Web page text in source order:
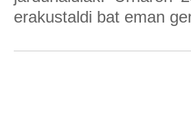
erakustaldi bat eman